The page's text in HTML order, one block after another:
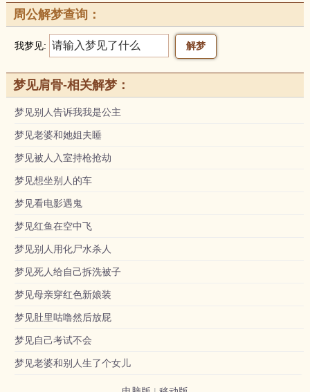
周公解梦查询：
我梦见:
梦见肩骨-相关解梦：
梦见别人告诉我我是公主
梦见老婆和她姐夫睡
梦见被人入室持枪抢劫
梦见想坐别人的车
梦见看电影遇鬼
梦见红鱼在空中飞
梦见别人用化尸水杀人
梦见死人给自己拆洗被子
梦见母亲穿红色新娘装
梦见肚里咕噜然后放屁
梦见自己考试不会
梦见老婆和别人生了个女儿